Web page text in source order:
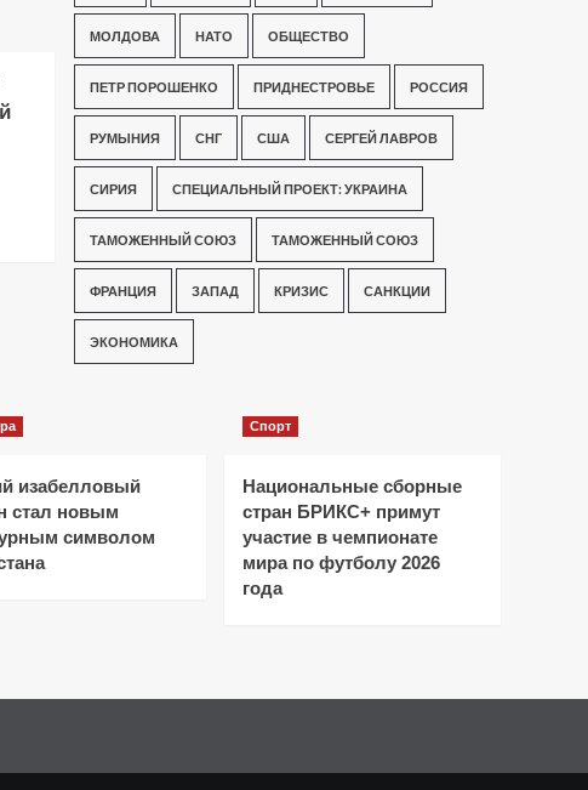
МОЛДОВА НАТО ОБЩЕСТВО
ПЕТР ПОРОШЕНКО ПРИДНЕСТРОВЬЕ РОССИЯ
РУМЫНИЯ СНГ США СЕРГЕЙ ЛАВРОВ
СИРИЯ СПЕЦИАЛЬНЫЙ ПРОЕКТ: УКРАИНА
ТАМОЖЕННЫЙ СОЮЗ ТАМОЖЕННЫЙ СОЮЗ
ФРАНЦИЯ ЗАПАД КРИЗИС САНКЦИИ
ЭКОНОМИКА
изабелловый
стал новым
символом
Спорт
Национальные сборные
стран БРИКС+ примут
участие в чемпионате
мира по футболу 2026
года